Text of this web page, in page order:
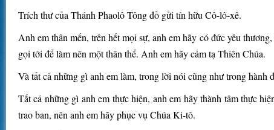
Trích thư của Thánh Phaolô Tông đồ gửi tín hữu Cô-lô-xê.
Anh em thân mến, trên hết mọi sự, anh em hãy có đức yêu
gọi tới để làm nên một thân thể. Anh em hãy cảm tạ Thiên Chúa.
Và tất cả những gì anh em làm, trong lời nói cũng như trong
Tất cả những gì anh em thực hiện, anh em hãy thành tâm thực
trao ban, nên anh em hãy phục vụ Chúa Ki-tô.